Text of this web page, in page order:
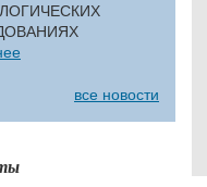
все новости